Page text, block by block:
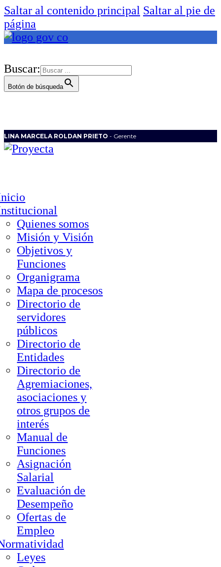
Saltar al contenido principal Saltar al pie de
página
Buscar:
Botón de búsqueda
LINA MARCELA ROLDAN PRIETO - Gerente
Quienes somos
Misión y Visión
Objetivos y
Funciones
Organigrama
Mapa de procesos
Directorio de
servidores
públicos
Directorio de
Entidades
Directorio de
Agremiaciones,
asociaciones y
otros grupos de
interés
Manual de
Funciones
Asignación
Salarial
Evaluación de
Desempeño
Ofertas de
Empleo
Leyes